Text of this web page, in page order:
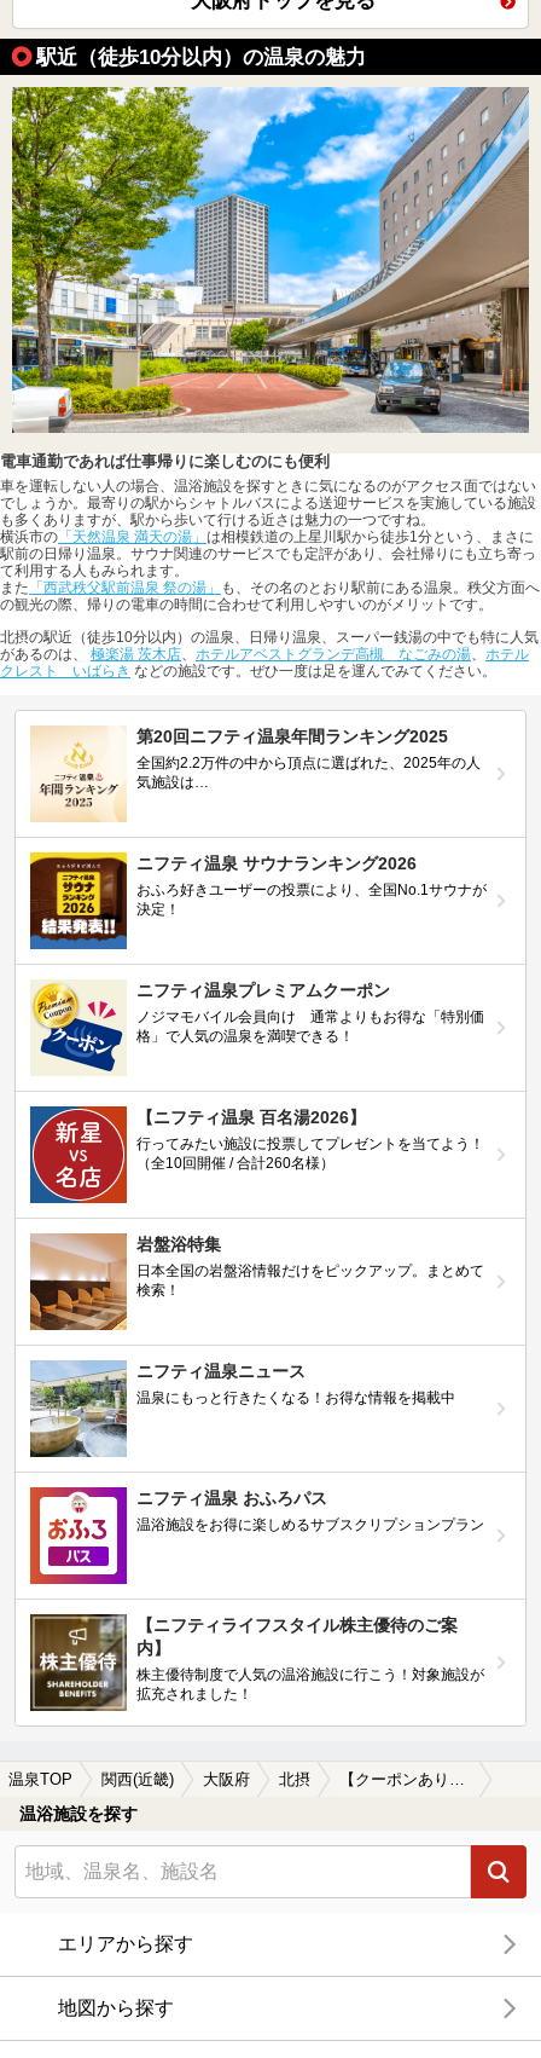
駅近（徒歩10分以内）の温泉の魅力
電車通勤であれば仕事帰りに楽しむのにも便利
車を運転しない人の場合、温浴施設を探すときに気になるのがアクセス面ではない
でしょうか。最寄りの駅からシャトルバスによる送迎サービスを実施している施設
も多くありますが、駅から歩いて行ける近さは魅力の一つですね。
横浜市の 「天然温泉 満天の湯」 は相模鉄道の上星川駅から徒歩1分という、まさに
駅前の日帰り温泉。サウナ関連のサービスでも定評があり、会社帰りにも立ち寄っ
て利用する人もみられます。
また 「西武秩父駅前温泉 祭の湯」
も、その名のとおり駅前にある温泉。秩父方面へ
の観光の際、帰りの電車の時間に合わせて利用しやすいのがメリットです。
北摂の駅近（徒歩10分以内）の温泉、日帰り温泉、スーパー銭湯の中でも特に人気
があるのは、 極楽湯 茨木店、 ホテルアベストグランデ高槻 なごみの湯、 ホテル
クレスト いばらき などの施設です。ぜひ一度は足を運んでみてください。
第20回ニフティ温泉年間ランキング2025
全国約2.2万件の中から頂点に選ばれた、2025年の人
気施設は…
ニフティ温泉 サウナランキング2026
おふろ好きユーザーの投票により、全国No.1サウナが
決定！
ニフティ温泉プレミアムクーポン
ノジマモバイル会員向け 通常よりもお得な「特別価
格」で人気の温泉を満喫できる！
【ニフティ温泉 百名湯2026】
行ってみたい施設に投票してプレゼントを当てよう！
（全10回開催 / 合計260名様）
岩盤浴特集
日本全国の岩盤浴情報だけをピックアップ。まとめて
検索！
ニフティ温泉ニュース
温泉にもっと行きたくなる！お得な情報を掲載中
ニフティ温泉 おふろパス
温浴施設をお得に楽しめるサブスクリプションプラン
【ニフティライフスタイル株主優待のご案
内】
株主優待制度で人気の温浴施設に行こう！対象施設が
拡充されました！
温泉TOP 関西(近畿) 大阪府 北摂 【クーポンあり】駅近（徒歩10分以内）の北摂の温泉、日帰り温泉、スーパー銭湯おすすめ
温浴施設を探す
エリアから探す
地図から探す